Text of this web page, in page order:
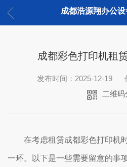
成都浩源翔办公设
成都彩色打印机租
发布时间：2025-12-19
二维码
在考虑租赁成都彩色打印机
一环。以下是一些需要留意的事